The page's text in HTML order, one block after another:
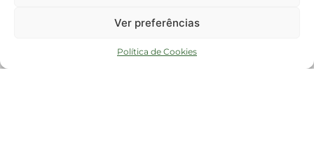
Ver preferências
Política de Cookies
km 01, Módulo 12A, Edifício Fapesc / Celta, 5° andar